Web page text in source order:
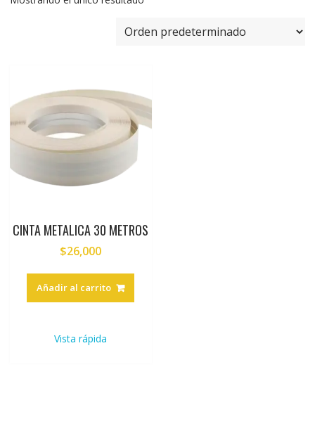
CINTA METALICA 30 METROS
$26,000
Añadir al carrito
Vista rápida